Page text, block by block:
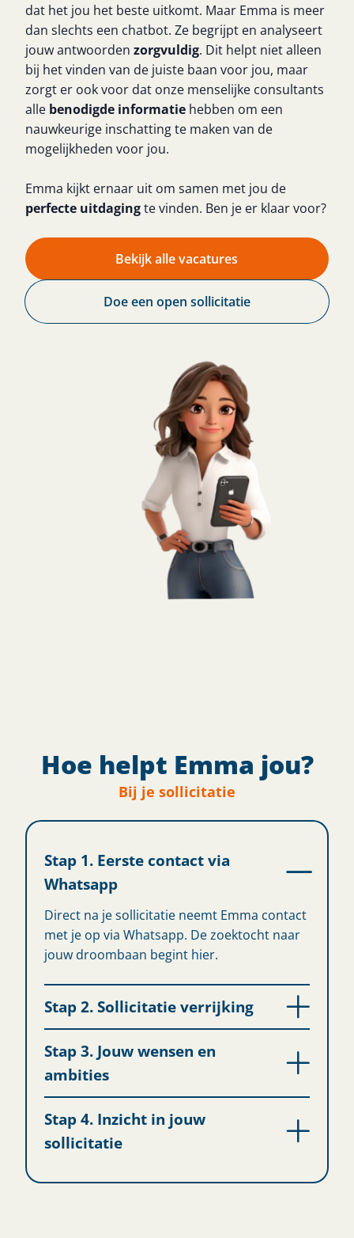
dat het jou het beste uitkomt. Maar Emma is meer
dan slechts een chatbot. Ze begrijpt en analyseert
jouw antwoorden zorgvuldig. Dit helpt niet alleen
bij het vinden van de juiste baan voor jou, maar
zorgt er ook voor dat onze menselijke consultants
alle benodigde informatie hebben om een
nauwkeurige inschatting te maken van de
mogelijkheden voor jou.
Emma kijkt ernaar uit om samen met jou de
perfecte uitdagingte vinden. Ben je er klaar voor?
Bekijk alle vacatures
Doe een open sollicitatie
Hoe helpt Emma jou?
Bij je sollicitatie
Stap 1. Eerste contact via
Whatsapp
Direct na je sollicitatie neemt Emma contact
met je op via Whatsapp. De zoektocht naar
jouw droombaan begint hier.
Stap 2. Sollicitatie verrijking
Stap 3. Jouw wensen en
ambities
Stap 4. Inzicht in jouw
sollicitatie